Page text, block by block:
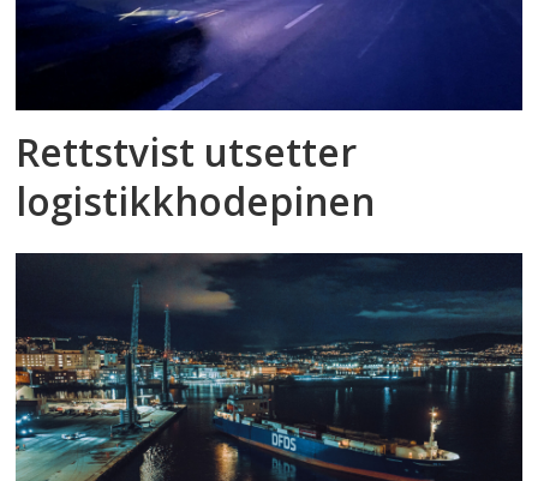
Rettstvist utsetter
logistikkhodepinen